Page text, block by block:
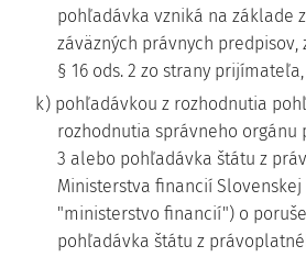
pohľadávka vzniká na základe
záväzných právnych
§ 16 ods. 2 zo strany
k) pohľadávkou z rozhodnutia
rozhodnutia správneho orgánu
3 alebo pohľadávka štátu z
Ministerstva financií
"ministerstvo financií") o
pohľadávka štátu z